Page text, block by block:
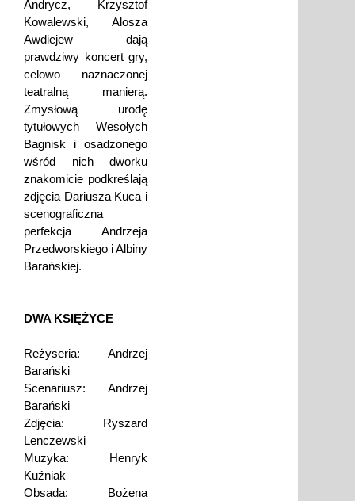
Andrycz, Krzysztof
Kowalewski, Alosza
Awdiejew dają
prawdziwy koncert gry,
celowo naznaczonej
teatralną manierą.
Zmysłową urodę
tytułowych Wesołych
Bagnisk i osadzonego
wśród nich dworku
znakomicie podkreślają
zdjęcia Dariusza Kuca i
scenograficzna
perfekcja Andrzeja
Przedworskiego i Albiny
Barańskiej.
DWA KSIĘŻYCE
Reżyseria: Andrzej
Barański
Scenariusz: Andrzej
Barański
Zdjęcia: Ryszard
Lenczewski
Muzyka: Henryk
Kuźniak
Obsada: Bożena